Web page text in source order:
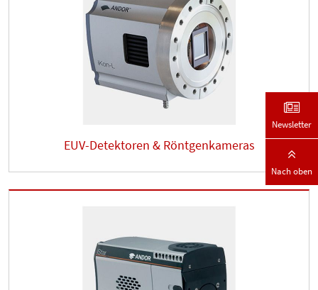
EUV-Detektoren & Röntgenkameras
Newsletter
Nach oben